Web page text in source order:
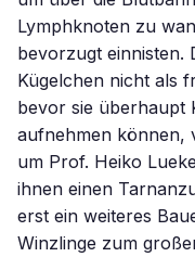
Lymphknoten zu
bevorzugt einnisten.
Kügelchen nicht als
bevor sie überhaupt
aufnehmen können,
um Prof. Heiko
ihnen einen
erst ein weiteres
Winzlinge zum